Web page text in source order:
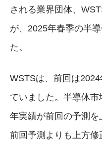
される業界団体、
が、2025年春季の半
た。
WSTSは、前回は
ていました。半導体
年実績が前回の予測
前回予測よりも上方